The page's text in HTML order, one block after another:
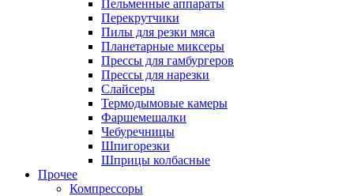
Пельменные аппараты
Перекрутчики
Пилы для резки мяса
Планетарные миксеры
Прессы для гамбургеров
Прессы для нарезки
Слайсеры
Термодымовые камеры
Фаршемешалки
Чебуречницы
Шпигорезки
Шприцы колбасные
Прочее
Компрессоры